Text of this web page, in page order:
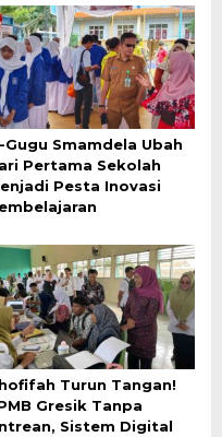
Gugu Smamdela Ubah
Pertama Sekolah
Pesta Inovasi
Turun Tangan!
Gresik Tanpa
Sistem Digital